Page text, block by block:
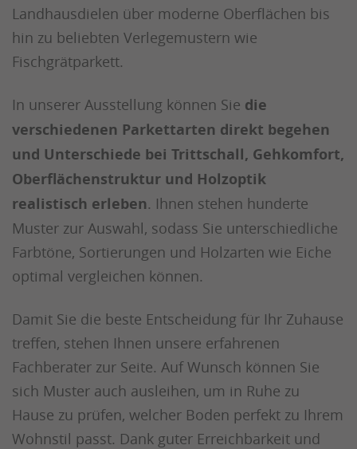
Landhausdielen über moderne Oberflächen bis
hin zu beliebten Verlegemustern wie
Fischgrätparkett.
In unserer Ausstellung können Sie die
verschiedenen Parkettarten direkt begehen
und Unterschiede bei Trittschall, Gehkomfort,
Oberflächenstruktur und Holzoptik
realistisch erleben. Ihnen stehen hunderte
Muster zur Auswahl, sodass Sie unterschiedliche
Farbtöne, Sortierungen und Holzarten wie Eiche
optimal vergleichen können.
Damit Sie die beste Entscheidung für Ihr Zuhause
treffen, stehen Ihnen unsere erfahrenen
Fachberater zur Seite. Auf Wunsch können Sie
sich Muster auch ausleihen, um in Ruhe zu
Hause zu prüfen, welcher Boden perfekt zu Ihrem
Wohnstil passt. Dank guter Erreichbarkeit und